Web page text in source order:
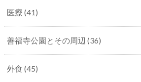
医療 (41)
善福寺公園とその周辺 (36)
外食 (45)